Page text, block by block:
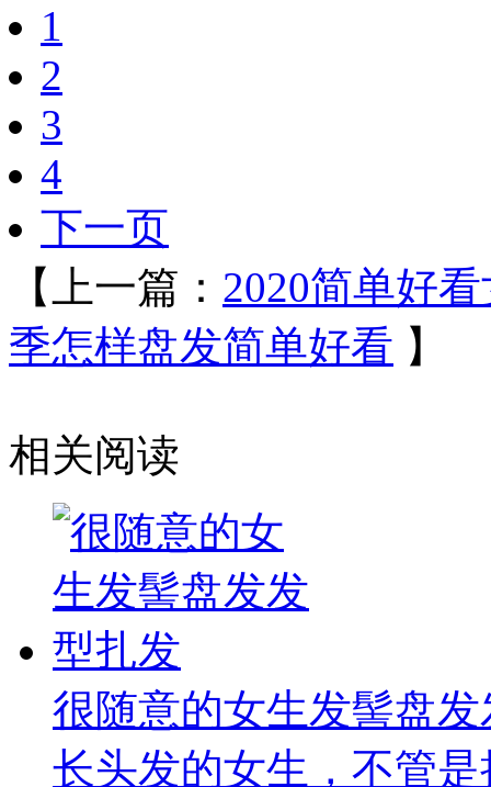
1
2
3
4
下一页
【上一篇： 2020简单好
季怎样盘发简单好看 】
相关阅读
很随意的女生发髻盘
长头发的女生，不管